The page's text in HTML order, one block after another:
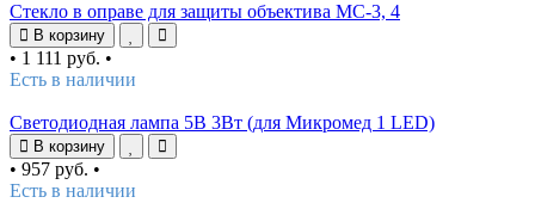
Стекло в оправе для защиты объектива МС-3, 4
В корзину
• 1 111 руб. •
Есть в наличии
Светодиодная лампа 5В 3Вт (для Микромед 1 LED)
В корзину
• 957 руб. •
Есть в наличии